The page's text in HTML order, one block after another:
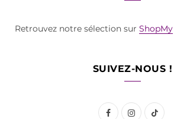
Retrouvez notre sélection sur ShopMy
SUIVEZ-NOUS !
F
I
T